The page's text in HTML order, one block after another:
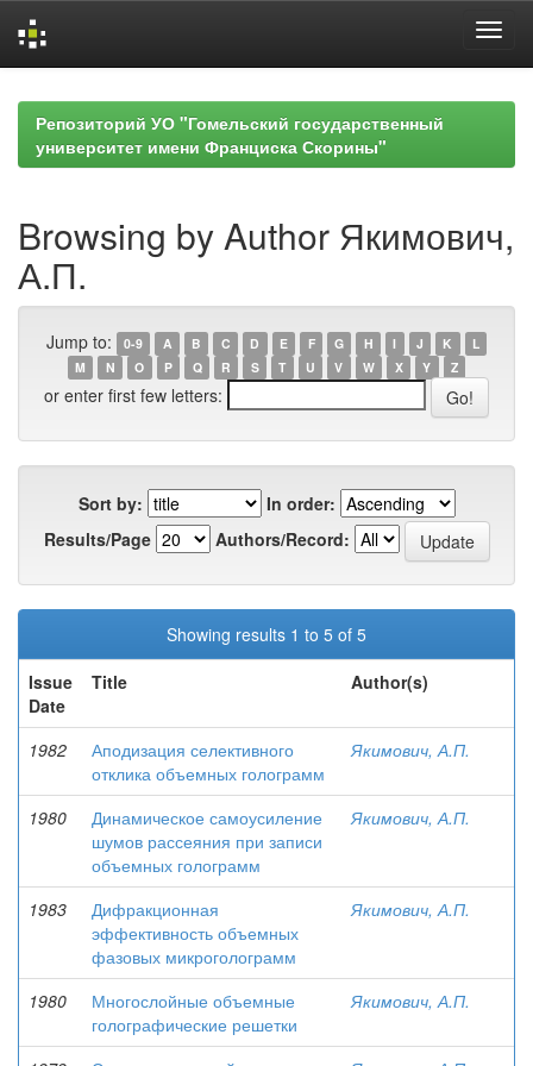
navigationРепозиторий УО "Гомельский государственный
университет имени Франциска Скорины"
Browsing by Author Якимович,
А.П.
Jump to: 0-9 A B C D E F G H I J K
L
M
N O P Q R S T U V W X Y Z
or enter first few letters:
Sort by:
In order:
Results/Page
Authors/Record:
Showing results 1 to 5 of 5
Issue
Date
Title Author(s)
1982
Аподизация селективного
отклика объемных голограмм
Якимович, А.П.
1980
Динамическое самоусиление
шумов рассеяния при записи
объемных голограмм
Якимович, А.П.
1983
Дифракционная
эффективность объемных
фазовых микроголограмм
Якимович, А.П.
1980
Многослойные объемные
голографические решетки
Якимович, А.П.